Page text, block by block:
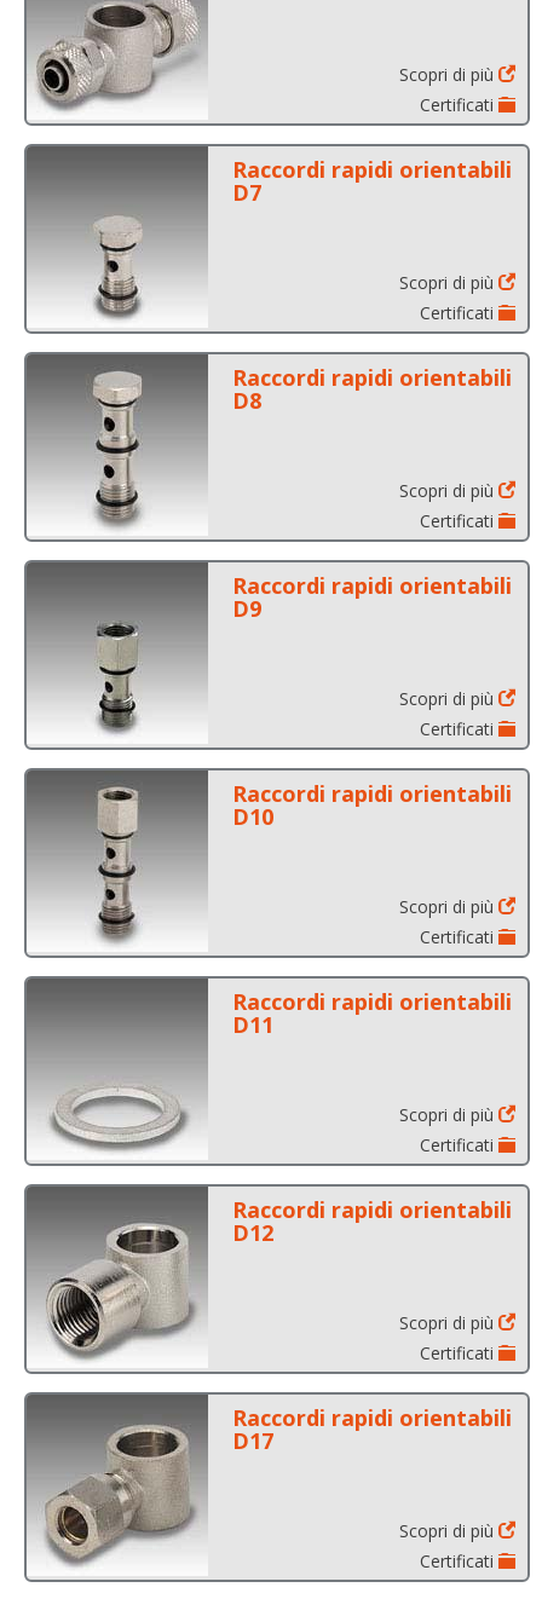
Scopri di più
Certificati
Raccordi rapidi orientabili
D7
Scopri di più
Certificati
Raccordi rapidi orientabili
D8
Scopri di più
Certificati
Raccordi rapidi orientabili
D9
Scopri di più
Certificati
Raccordi rapidi orientabili
D10
Scopri di più
Certificati
Raccordi rapidi orientabili
D11
Scopri di più
Certificati
Raccordi rapidi orientabili
D12
Scopri di più
Certificati
Raccordi rapidi orientabili
D17
Scopri di più
Certificati